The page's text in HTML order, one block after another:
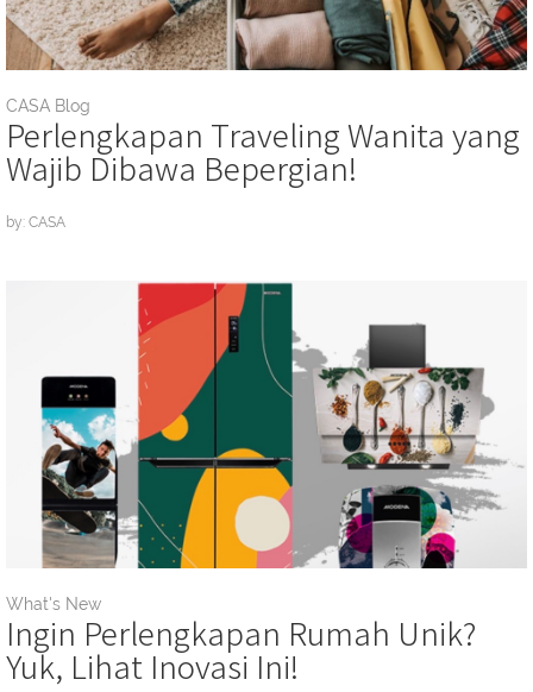
CASA Blog
Perlengkapan Traveling Wanita yang
Wajib Dibawa Bepergian!
by: CASA
What's New
Ingin Perlengkapan Rumah Unik?
Yuk, Lihat Inovasi Ini!